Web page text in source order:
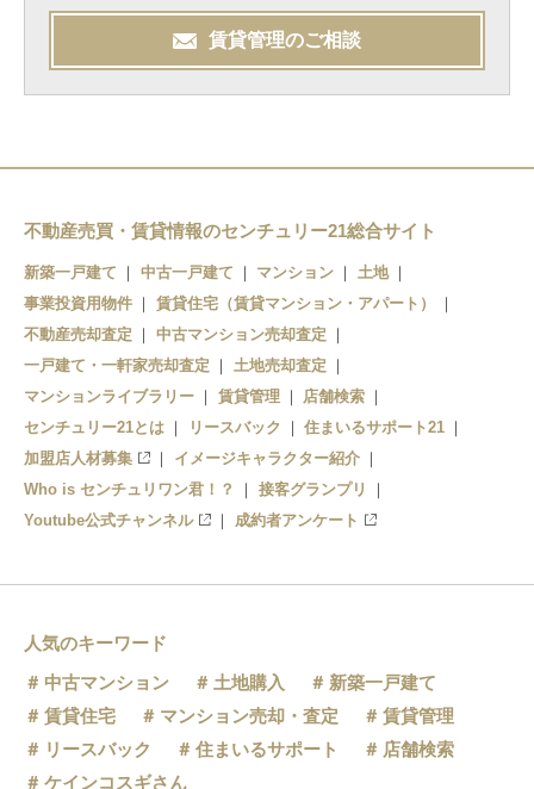
賃貸管理のご相談
不動産売買・賃貸情報のセンチュリー21総合サイト
新築一戸建て 中古一戸建て マンション
土地
事業投資用物件
賃貸住宅（賃貸マンション・アパート）
不動産売却査定
中古マンション売却査定
一戸建て・一軒家売却査定
土地売却査定
マンションライブラリー
賃貸管理
店舗検索
センチュリー21とは
リースバック
住まいるサポート21
加盟店人材募集
イメージキャラクター紹介
Who is センチュリワン君！？
接客グランプリ
Youtube公式チャンネル
成約者アンケート
人気のキーワード
中古マンション
土地購入
新築一戸建て
賃貸住宅
マンション売却・査定
賃貸管理
リースバック
住まいるサポート
店舗検索
ケインコスギさん